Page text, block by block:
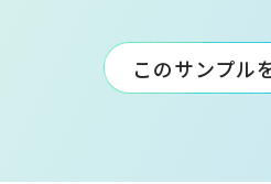
このサンプル